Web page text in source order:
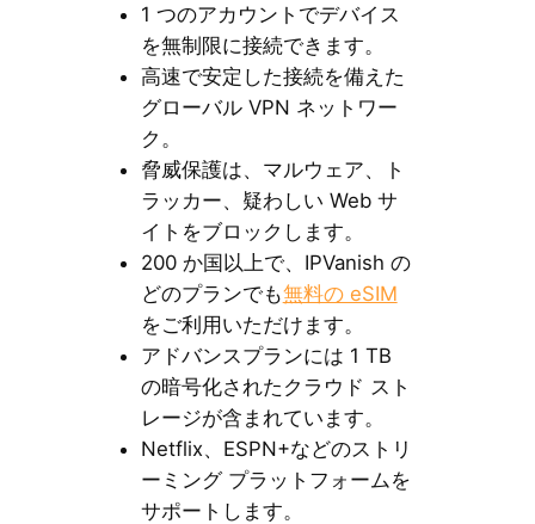
1 つのアカウントでデバイス
を無制限に接続できます。
高速で安定した接続を備えた
グローバル VPN ネットワー
ク。
脅威保護は、マルウェア、ト
ラッカー、疑わしい Web サ
イトをブロックします。
200 か国以上で、IPVanish の
どのプランでも無料の eSIM
をご利用いただけます。
アドバンスプランには 1 TB
の暗号化されたクラウド スト
レージが含まれています。
Netflix、ESPN+などのストリ
ーミング プラットフォームを
サポートします。